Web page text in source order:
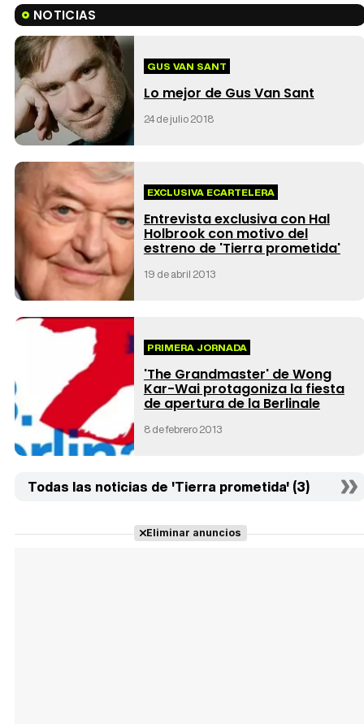
NOTICIAS
GUS VAN SANT
Lo mejor de Gus Van Sant
24 de julio 2018
EXCLUSIVA ECARTELERA
Entrevista exclusiva con Hal
Holbrook con motivo del
estreno de 'Tierra prometida'
19 de abril 2013
PRIMERA JORNADA
'The Grandmaster' de Wong
Kar-Wai protagoniza la fiesta
de apertura de la Berlinale
8 de febrero 2013
Todas las noticias de 'Tierra prometida' (3)
Eliminar anuncios